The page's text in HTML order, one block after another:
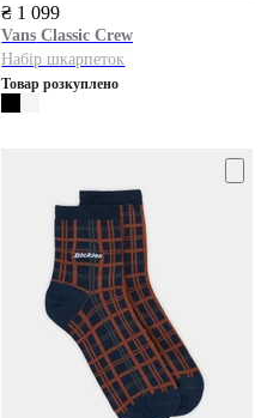
₴ 1 099
Vans Classic Crew
Набір шкарпеток
Товар розкуплено